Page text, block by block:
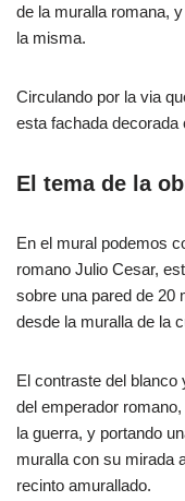
de la muralla romana,
la misma.
Circulando por la via
esta fachada decorada
El tema de la
En el mural podemos
romano Julio Cesar,
sobre una pared de 20
desde la muralla de la
El contraste del
del emperador
la guerra, y portando
muralla con su mirada
recinto amurallado.